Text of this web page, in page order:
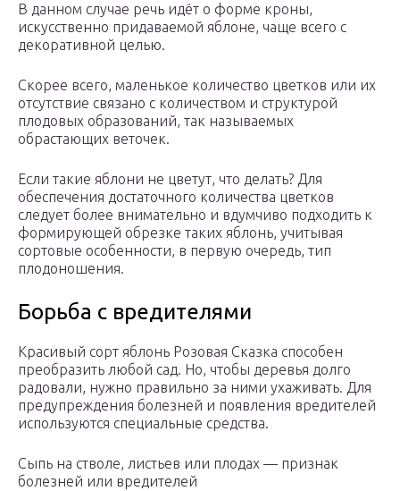
В данном случае речь идёт о форме кроны,
искусственно придаваемой яблоне, чаще всего с
декоративной целью.
Скорее всего, маленькое количество цветков или их
отсутствие связано с количеством и структурой
плодовых образований, так называемых
обрастающих веточек.
Если такие яблони не цветут, что делать? Для
обеспечения достаточного количества цветков
следует более внимательно и вдумчиво подходить к
формирующей обрезке таких яблонь, учитывая
сортовые особенности, в первую очередь, тип
плодоношения.
Борьба с вредителями
Красивый сорт яблонь Розовая Сказка способен
преобразить любой сад. Но, чтобы деревья долго
радовали, нужно правильно за ними ухаживать. Для
предупреждения болезней и появления вредителей
используются специальные средства.
Сыпь на стволе, листьев или плодах — признак
болезней или вредителей